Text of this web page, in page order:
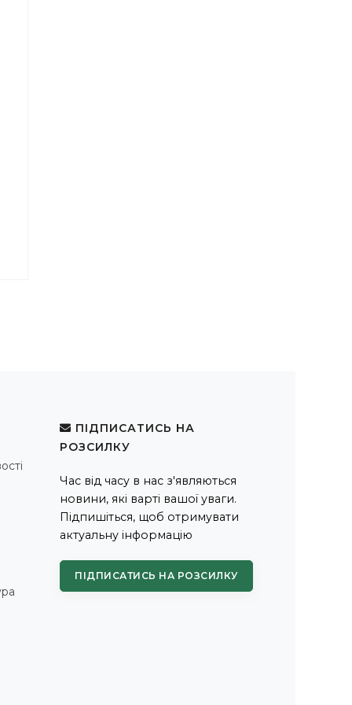
ПІДПИСАТИСЬ НА
РОЗСИЛКУ
Час від часу в нас з'являються
новини, які варті вашої уваги.
Підпишіться, щоб отримувати
актуальну інформацію
ПІДПИСАТИСЬ НА РОЗСИЛКУ